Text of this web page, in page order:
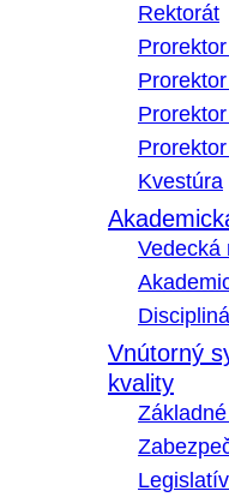
Rektorát
Kvestúra
Vedecká
Vnútorný
kvality